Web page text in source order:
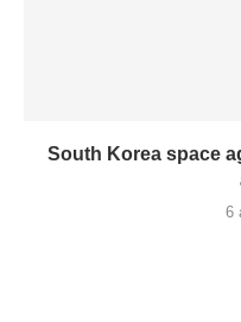
South Korea space
6